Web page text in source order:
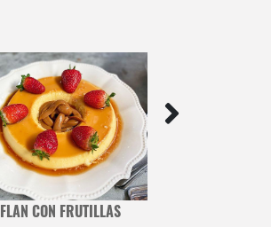
FLAN CON FRUTILLAS